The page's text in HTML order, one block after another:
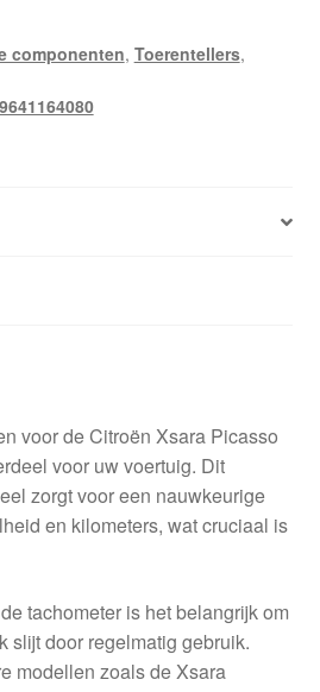
componenten, Toerentellers,
9641164080
voor de Citroën Xsara Picasso
voor uw voertuig. Dit
zorgt voor een nauwkeurige
en kilometers, wat cruciaal is
tachometer is het belangrijk om
slijt door regelmatig gebruik.
modellen zoals de Xsara